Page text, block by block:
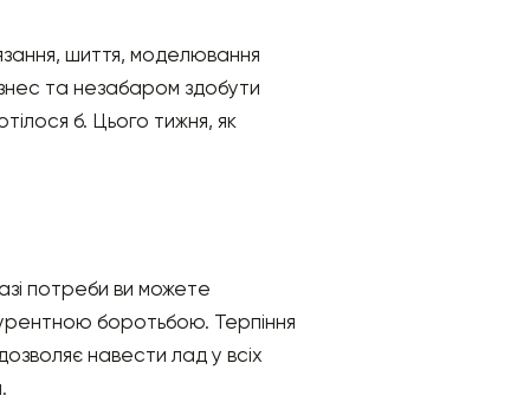
шиття, моделювання
та незабаром здобути
б. Цього тижня, як
потреби ви можете
боротьбою. Терпіння
навести лад у всіх